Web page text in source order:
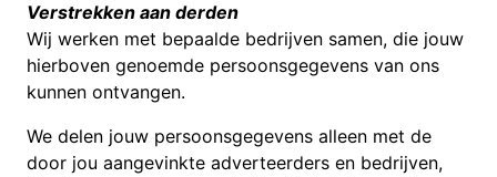
Verstrekken aan derden
Wij werken met bepaalde bedrijven samen, die jouw
hierboven genoemde persoonsgegevens van ons
kunnen ontvangen.
We delen jouw persoonsgegevens alleen met de
door jou aangevinkte adverteerders en bedrijven,